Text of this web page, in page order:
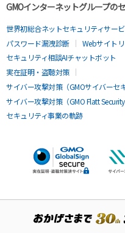
GMOインターネットグループの
世界初総合ネットセキュリティサービ
パスワード漏洩診断
Webサイト
セキュリティ相談AIチャットボット
実在証明・盗聴対策
サイバー攻撃対策（GMOサイバーセ
サイバー攻撃対策（GMO Flatt Security
セキュリティ事業の軌跡